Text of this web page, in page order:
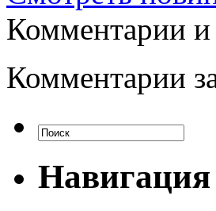
Комментарии и
Комментарии
Навигация